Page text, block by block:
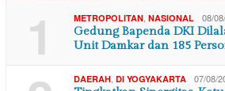
1 METROPOLITAN, NASIONAL 08/
Gedung Bapenda DKI
Unit Damkar dan 185
DAERAH, DI YOGYAKARTA 07/08/